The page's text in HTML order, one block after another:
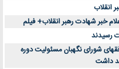
انقلاب
خبر شهادت رهبر انقلاب+ فیلم
رسیدند
شورای نگهبان مسئولیت دوره
داشت